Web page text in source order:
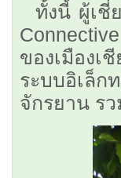
ทั้งนี้ ผู้เชี่
ของเมือง
ระบบอิเล็
จักรยาน รว